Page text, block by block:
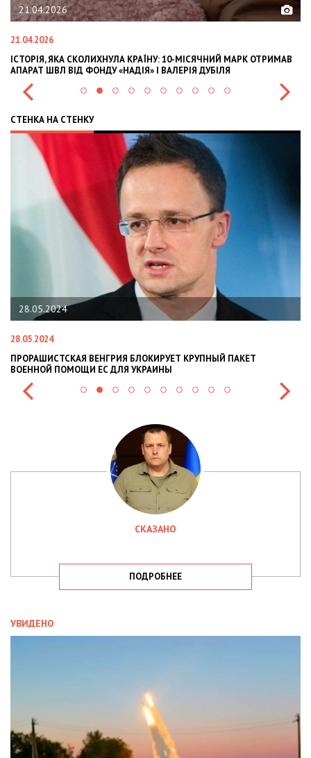
21.04.2026
21.04.2026
ІСТОРІЯ, ЯКА СКОЛИХНУЛА КРАЇНУ: 10-МІСЯЧНИЙ МАРК ОТРИМАВ
АПАРАТ ШВЛ ВІД ФОНДУ «НАДІЯ» І ВАЛЕРІЯ ДУБІЛЯ
СТЕНКА НА СТЕНКУ
28.05.2024
28.05.2024
ПРОРАШИСТСКАЯ ВЕНГРИЯ БЛОКИРУЕТ КРУПНЫЙ ПАКЕТ
ВОЕННОЙ ПОМОЩИ ЕС ДЛЯ УКРАИНЫ
СКАЗАНО
ПОДРОБНЕЕ
УВИДЕНО